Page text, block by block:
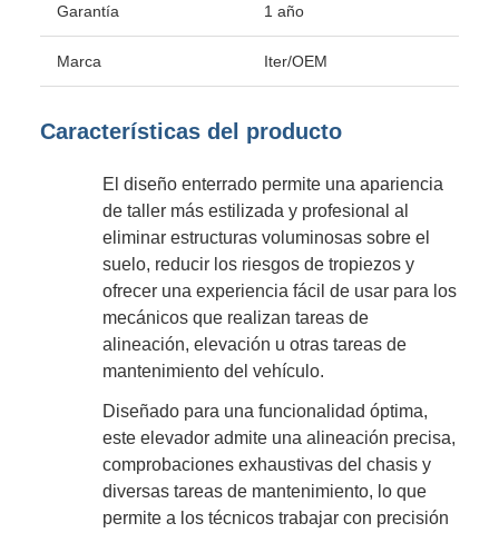
Garantía 1 año
Marca Iter/OEM
Características del producto
El diseño enterrado permite una apariencia
de taller más estilizada y profesional al
eliminar estructuras voluminosas sobre el
suelo, reducir los riesgos de tropiezos y
ofrecer una experiencia fácil de usar para los
mecánicos que realizan tareas de
alineación, elevación u otras tareas de
mantenimiento del vehículo.
Diseñado para una funcionalidad óptima,
este elevador admite una alineación precisa,
comprobaciones exhaustivas del chasis y
diversas tareas de mantenimiento, lo que
permite a los técnicos trabajar con precisión